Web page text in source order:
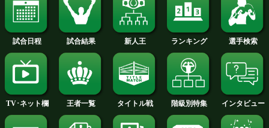
2011年
2010年
2009年